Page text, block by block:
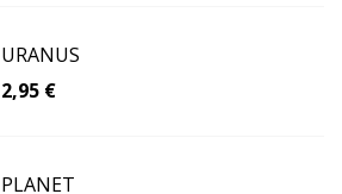
URANUS
2,95 €
PLANET